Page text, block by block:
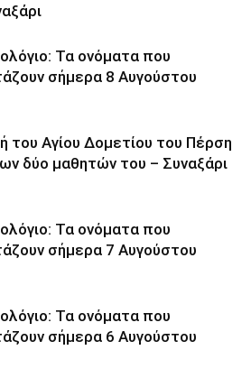
Τα ονόματα που
σήμερα 8 Αυγούστου
του Αγίου Δομετίου του Πέρση
δύο μαθητών του – Συναξάρι
Τα ονόματα που
σήμερα 7 Αυγούστου
Τα ονόματα που
σήμερα 6 Αυγούστου